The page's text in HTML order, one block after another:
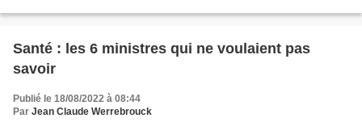
Santé : les 6 ministres qui ne voulaient pas
savoir
Publié le 18/08/2022 à 08:44
Par Jean Claude Werrebrouck